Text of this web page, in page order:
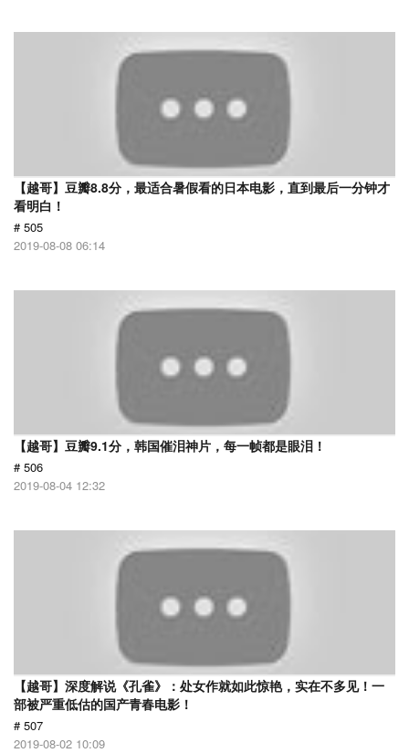
【越哥】豆瓣8.8分，最适合暑假看的日本电影，直到最后一分钟才
看明白！
# 505
2019-08-08 06:14
【越哥】豆瓣9.1分，韩国催泪神片，每一帧都是眼泪！
# 506
2019-08-04 12:32
【越哥】深度解说《孔雀》：处女作就如此惊艳，实在不多见！一
部被严重低估的国产青春电影！
# 507
2019-08-02 10:09